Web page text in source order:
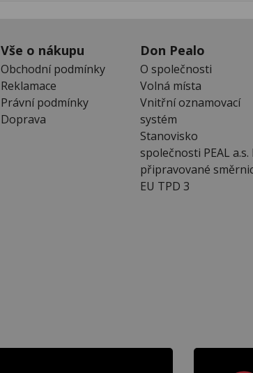
Vše o nákupu
Obchodní podmínky
Reklamace
Právní podmínky
Doprava
Don Pealo
O společnosti
Volná místa
Vnitřní oznamovací
systém
Stanovisko
společnosti PEAL a.s.
připravované
EU TPD 3